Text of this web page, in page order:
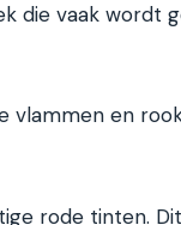
die vaak wordt
vlammen en
rode tinten.